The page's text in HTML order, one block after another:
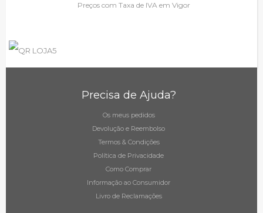
Preços com Taxa de IVA em Vigor
Precisa de Ajuda?
Os meus pedidos
Devolução e Reembolso
Termos & Condições
Política de Privacidade
Como Comprar
Informação ao Consumidor
Livro de Reclamações